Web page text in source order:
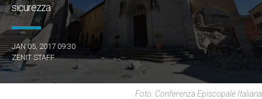
sicurezza
JAN 05, 2017 09:30
ZENIT STAFF
Foto: Conferenza Episcopale Italiana